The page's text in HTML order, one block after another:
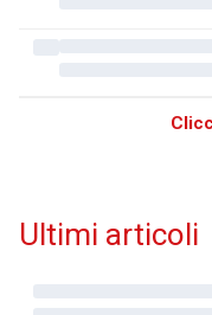
Ultimi articoli